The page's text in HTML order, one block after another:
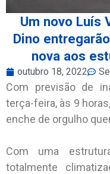
Um novo Luís
Dino
nova aos
outubro 18, 2022
Com previsão de
terça-feira, às 9
enche de orgulho
Com uma
totalmente